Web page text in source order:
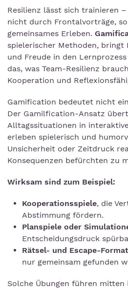
Resilienz lässt sich trainieren
nicht durch Frontalvorträge,
gemeinsames Erleben.
spielerischer Methoden, bringt
und Freude in den
das, was Team-Resilienz
Kooperation und
Gamification bedeutet nicht
Der Gamilfication-Ansatz
Alltagssituationen in
erleben spielerisch und
Unsicherheit oder Zeitdruck
Konsequenzen befürchten zu
Wirksam sind zum Beispiel:
Kooperationsspiele, die
Abstimmung fördern.
Planspiele oder
Entscheidungsdruck
Rätsel- und Escape-
nur gemeinsam gefunden
Solche Übungen führen mitten